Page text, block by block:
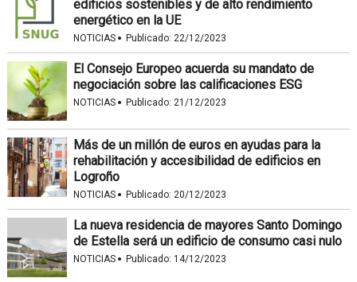
edificios sostenibles y de alto rendimiento
energético en la UE
NOTICIAS · Publicado: 22/12/2023
El Consejo Europeo acuerda su mandato de
negociación sobre las calificaciones ESG
NOTICIAS · Publicado: 21/12/2023
Más de un millón de euros en ayudas para la
rehabilitación y accesibilidad de edificios en
Logroño
NOTICIAS · Publicado: 20/12/2023
La nueva residencia de mayores Santo Domingo
de Estella será un edificio de consumo casi nulo
NOTICIAS · Publicado: 14/12/2023